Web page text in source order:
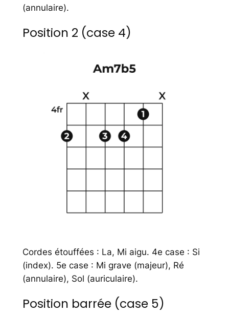
(annulaire).
Position 2 (case 4)
Cordes étouffées : La, Mi aigu. 4e case : Si
(index). 5e case : Mi grave (majeur), Ré
(annulaire), Sol (auriculaire).
Position barrée (case 5)